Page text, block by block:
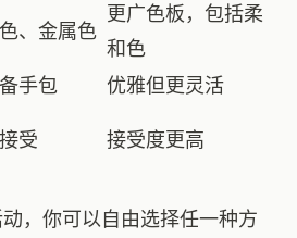
、金属色
更广色板，包括柔
和色
手包
优雅但更灵活
受 接受度更高
，你可以自由选择任一种方